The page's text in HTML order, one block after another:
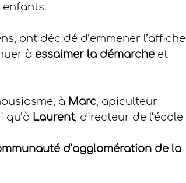
ont décidé d’emmener l’affiche
à essaimer la démarche et
à Marc , apiculteur
qu’à Laurent, directeur de l’école
d’agglomération de la